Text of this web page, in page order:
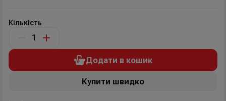
Кількість
Додати в кошик
Купити швидко